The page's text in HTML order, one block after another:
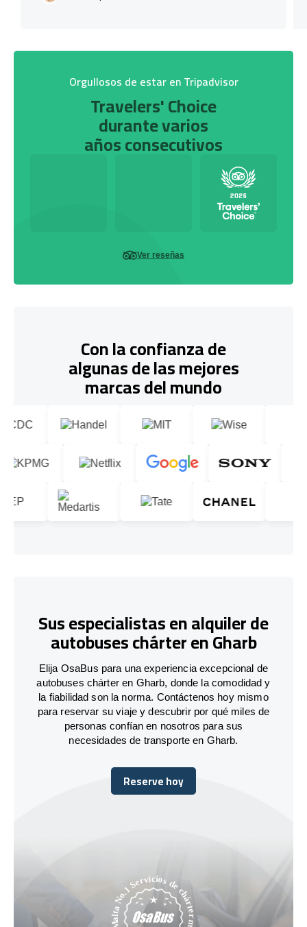
Orgullosos de estar en Tripadvisor
Travelers' Choice
durante varios
años consecutivos
Ver reseñas
Con la confianza de
algunas de las mejores
marcas del mundo
Sus especialistas en alquiler de
autobuses chárter en Gharb
Elija OsaBus para una experiencia excepcional de
autobuses chárter en Gharb, donde la comodidad y
la fiabilidad son la norma. Contáctenos hoy mismo
para reservar su viaje y descubrir por qué miles de
personas confían en nosotros para sus
necesidades de transporte en Gharb.
Reserve hoy
Reserve hoy